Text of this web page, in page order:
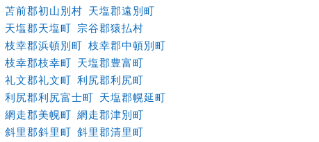
苫前郡初山別村 天塩郡遠別町
天塩郡天塩町 宗谷郡猿払村
枝幸郡浜頓別町 枝幸郡中頓別町
枝幸郡枝幸町 天塩郡豊富町
礼文郡礼文町 利尻郡利尻町
利尻郡利尻富士町 天塩郡幌延町
網走郡美幌町 網走郡津別町
斜里郡斜里町 斜里郡清里町